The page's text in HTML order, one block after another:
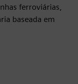
ferroviárias,
baseada em